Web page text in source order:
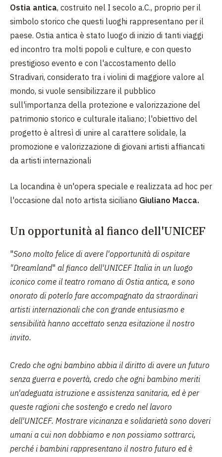
Ostia antica, costruito nel I secolo a.C., proprio per il
simbolo storico che questi luoghi rappresentano per il
paese. Ostia antica è stato luogo di inizio di tanti viaggi
ed incontro tra molti popoli e culture, e con questo
prestigioso evento e con l'accostamento dello
Stradivari, considerato tra i violini di maggiore valore al
mondo, si vuole sensibilizzare il pubblico
sull'importanza della protezione e valorizzazione del
patrimonio storico e culturale italiano; l'obiettivo del
progetto è altresì di unire al carattere solidale, la
promozione e valorizzazione di giovani artisti affiancati
da artisti internazionali
La locandina è un'opera speciale e realizzata ad hoc per
l'occasione dal noto artista siciliano Giuliano Macca.
Un opportunità al fianco dell'UNICEF
"Sono molto felice di avere l'opportunità di ospitare
"Dreamland" al fianco dell'UNICEF Italia in un luogo
iconico come il teatro romano di Ostia antica, e sono
onorato di poterlo fare accompagnato da straordinari
artisti internazionali che con grande entusiasmo e
sensibilità hanno accettato senza esitazione il nostro
invito.
Credo che ogni bambino abbia il diritto di avere un futuro
senza guerra e povertà, credo che ogni bambino meriti
un'adeguata istruzione e assistenza sanitaria, ed è per
queste ragioni che sostengo e credo nel lavoro
dell'UNICEF. Mostrare vicinanza e solidarietà sono doveri
umani a cui non dobbiamo e non possiamo sottrarci,
perché i bambini rappresentano il nostro futuro ed è